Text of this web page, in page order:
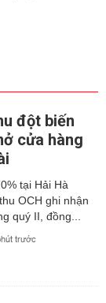
đột biến
cửa hàng
tại Hải Hà
OCH ghi nhận
quý II, đồng...
trước